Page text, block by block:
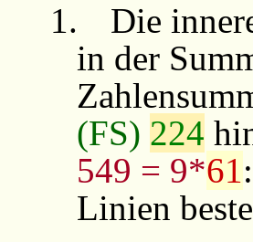
1.
Die
in der
(FS) 224
549 = 9*61
Linien